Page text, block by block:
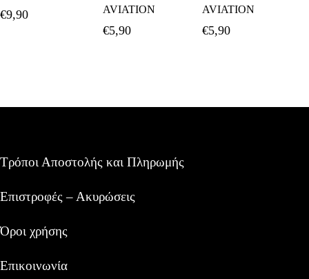
€9,90
AVIATION
€5,90
AVIATION
€5,90
Τρόποι Αποστολής και Πληρωμής
Επιστροφές – Ακυρώσεις
Όροι χρήσης
Επικοινωνία